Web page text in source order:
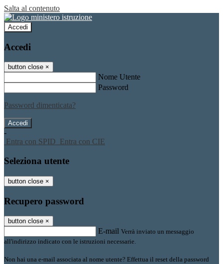
Salta al contenuto
Accedi
Accedi
button close ×
Nome Utente
Password
Password dimenticata?
-
Entra con SPID Entra con CIE
Seleziona utente
button close ×
Recupero password
button close ×
E-mail Verrà inviato un messaggio
all'indirizzo indicato con le istruzioni necessarie.
Non hai una e-mail associata al nome utente? Effettua il reset della password